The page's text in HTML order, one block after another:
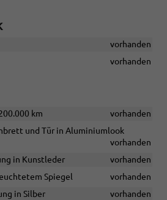
vorhanden
vorhanden
km
vorhanden
und Tür in Aluminiumlook
vorhanden
in Kunstleder
vorhanden
Spiegel
vorhanden
in Silber
vorhanden